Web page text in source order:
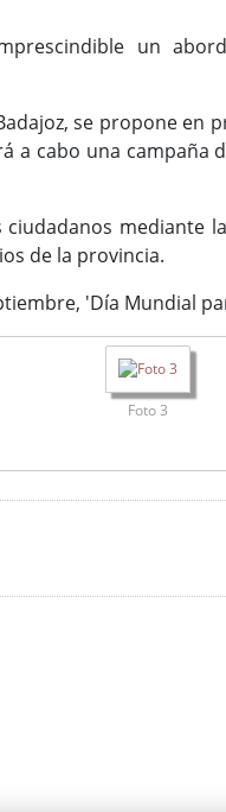
un
se propone
a cabo una
mediante
de la provincia.
'Día Mundial
Foto 3